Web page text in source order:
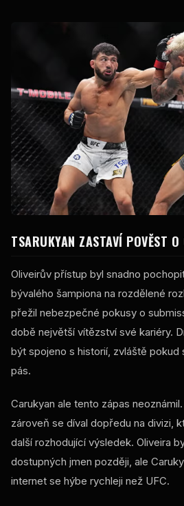
TSARUKYAN ZASTAVÍ POVĚST O
Oliveirův přístup byl snadno
bývalého šampiona na rozdělené
přežil nebezpečné pokusy o
době největší vítězství své kariéry.
být spojeno s historií, zvláště
pás.
Carukyan ale tento zápas
zároveň se díval dopředu na divizi,
další rozhodující výsledek. Oliveira
dostupných jmen později, ale
internet se hýbe rychleji než UFC.